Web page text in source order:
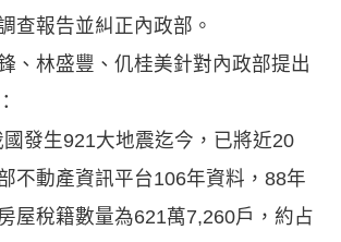
查報告並糾正內政部。
、林盛豐、仉桂美針對內政部提出
發生921大地震迄今，已將近20
不動產資訊平台106年資料，88年
屋稅籍數量為621萬7,260戶，約占